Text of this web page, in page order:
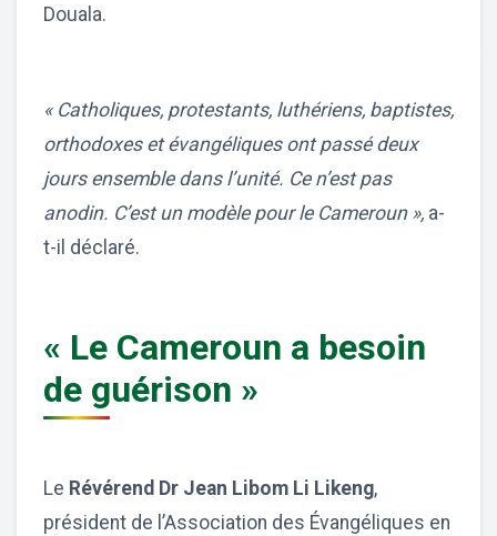
Douala.
« Catholiques, protestants, luthériens, baptistes,
orthodoxes et évangéliques ont passé deux
jours ensemble dans l’unité. Ce n’est pas
anodin. C’est un modèle pour le Cameroun », a-
t-il déclaré.
« Le Cameroun a besoin
de guérison »
Le Révérend Dr Jean Libom Li Likeng,
président de l’Association des Évangéliques en